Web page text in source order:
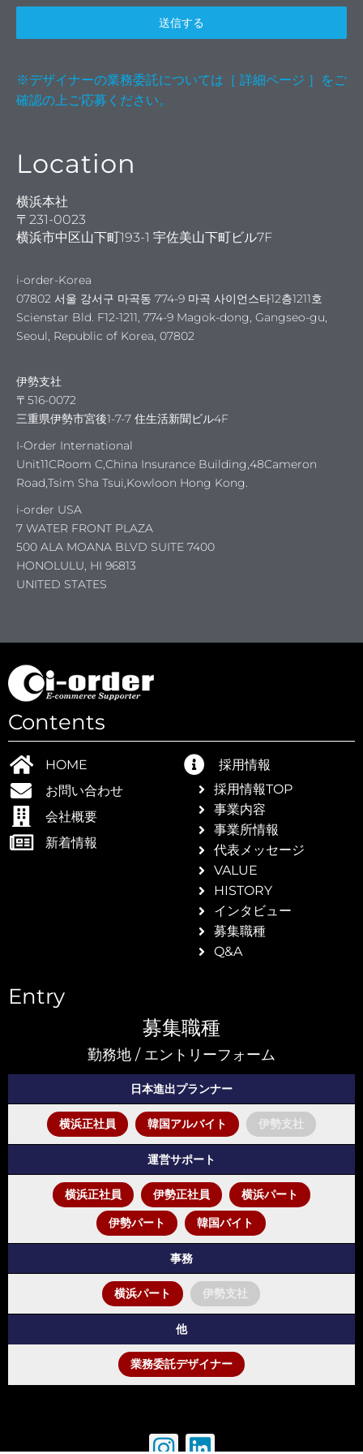
ョップ
の日
EC
での
送信する
※デザイナーの業務委託については［ 詳細ページ ］をご
確認の上ご応募ください。
Location
横浜本社
〒231-0023
横浜市中区山下町193-1 宇佐美山下町ビル7F
i-order-Korea
07802 서울 강서구 마곡동 774-9 마곡 사이언스타12층1211호
Scienstar Bld. F12-1211, 774-9 Magok-dong, Gangseo-gu,
Seoul, Republic of Korea, 07802
伊勢支社
〒516-0072
三重県伊勢市宮後1-7-7 住生活新聞ビル4F
I-Order International
Unit11CRoom C,China Insurance Building,48Cameron
Road,Tsim Sha Tsui,Kowloon Hong Kong.
i-order USA
7 WATER FRONT PLAZA
500 ALA MOANA BLVD SUITE 7400
HONOLULU, HI 96813
UNITED STATES
Contents
HOME
お問い合わせ
会社概要
新着情報
採用情報
採用情報TOP
事業内容
事業所情報
代表メッセージ
VALUE
HISTORY
インタビュー
募集職種
Q&A
Entry
募集職種
勤務地 / エントリーフォーム
日本進出プランナー
横浜正社員 韓国アルバイト 伊勢支社
運営サポート
横浜正社員 伊勢正社員
横浜パート
伊勢パート
韓国バイト
事務
横浜パート 伊勢支社
他
業務委託デザイナー